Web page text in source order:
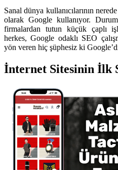
Sanal dünya kullanıcılarının
olarak Google kullanıyor.
firmalardan tutun küçük çaplı
herkes, Google odaklı SEO
yön veren hiç şüphesiz ki
İnternet Sitesinin İlk